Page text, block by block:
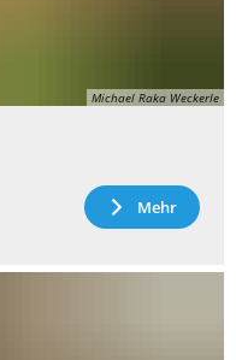
Michael Raka Weckerle
Mehr